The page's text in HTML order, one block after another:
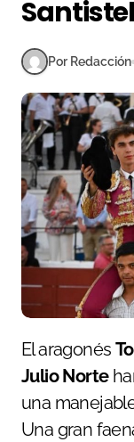
Por Redacción
El aragonés
Julio Norte
una
Una gran